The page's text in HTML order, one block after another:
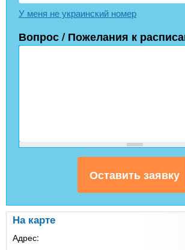
У меня не украинский номер
Вопрос / Пожелания к
На карте
Адрес: